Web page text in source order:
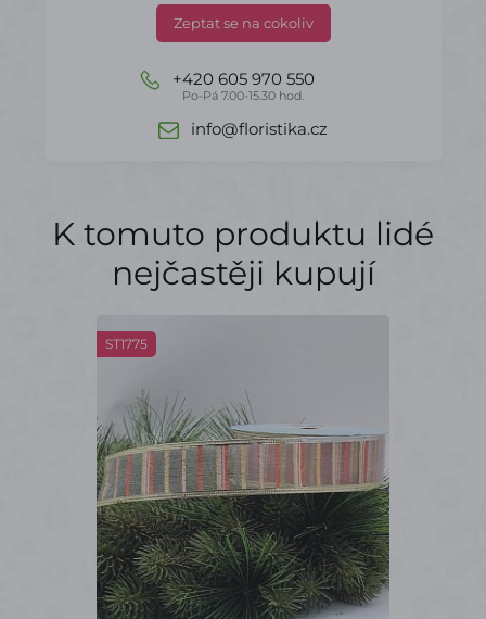
Zeptat se na cokoliv
+420 605 970 550
Po-Pá 7.00-15.30 hod.
info@floristika.cz
K tomuto produktu lidé
nejčastěji kupují
ST1775